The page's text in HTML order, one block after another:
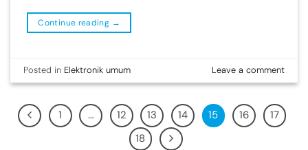
Continue reading →
Posted in Elektronik umum Leave a comment
1 … 12 13 14 15 16
17
18